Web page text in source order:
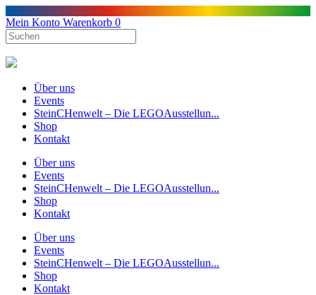
Mein Konto Warenkorb 0
Über uns
Events
SteinCHenwelt – Die LEGOAusstellun...
Shop
Kontakt
Über uns
Events
SteinCHenwelt – Die LEGOAusstellun...
Shop
Kontakt
Über uns
Events
SteinCHenwelt – Die LEGOAusstellun...
Shop
Kontakt